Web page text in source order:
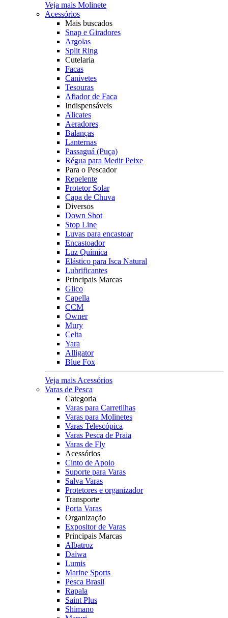
Veja mais Molinete
Acessórios
Mais buscados
Snap e Giradores
Argolas
Split Ring
Cutelaria
Facas
Canivetes
Tesouras
Afiador de Faca
Indispensáveis
Alicates
Aeradores
Balanças
Lanternas
Passaguá (Puça)
Régua para Medir Peixe
Para o Pescador
Repelente
Protetor Solar
Capa de Chuva
Diversos
Down Shot
Stop Line
Luvas para encastoar
Encastoador
Luz Química
Elástico para Isca Natural
Lubrificantes
Principais Marcas
Glico
Capella
CCM
Owner
Mury
Celta
Yara
Alligator
Blue Fox
Veja mais Acessórios
Varas de Pesca
Categoria
Varas para Carretilhas
Varas para Molinetes
Varas Telescópica
Varas Pesca de Praia
Varas de Fly
Acessórios
Cinto de Apoio
Suporte para Varas
Salva Varas
Protetores e organizador
Transporte
Porta Varas
Organização
Expositor de Varas
Principais Marcas
Albatroz
Daiwa
Lumis
Marine Sports
Pesca Brasil
Rapala
Saint Plus
Shimano